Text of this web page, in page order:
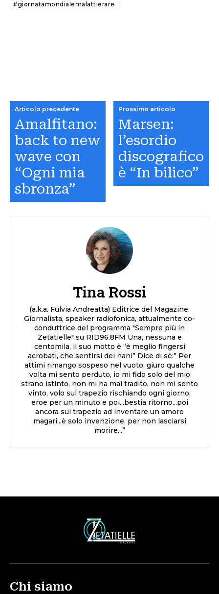
#giornatamondialemalattierare
Articolo precedente
Amalfitano:
back to new
wave con
“Ogni mia
sbronza”
Prossimo articolo
Marsen:
l’esordio
discografico
è “In bilico”
Tina Rossi
(a.k.a. Fulvia Andreatta) Editrice del Magazine.
Giornalista, speaker radiofonica, attualmente co-
conduttrice del programma "Sempre più in
Zetatielle" su RID96.8FM Una, nessuna e
centomila, il suo motto è “è meglio fingersi
acrobati, che sentirsi dei nani” Dice di sé:” Per
attimi rimango sospeso nel vuoto, giuro qualche
volta mi sento perduto, io mi fido solo del mio
strano istinto, non mi ha mai tradito, non mi sento
vinto, volo sul trapezio rischiando ogni giorno,
eroe per un minuto e poi...bestia ritorno...poi
ancora sul trapezio ad inventare un amore
magari...è solo invenzione, per non lasciarsi
morire...”
Chi siamo